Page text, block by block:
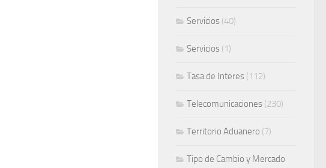
Servicios (40)
Servicios (1)
Tasa de Interes (112)
Telecomunicaciones (230)
Territorio Aduanero (7)
Tipo de Cambio y Mercado